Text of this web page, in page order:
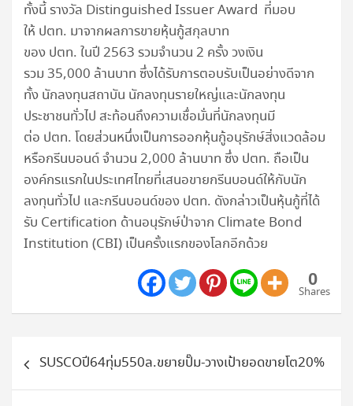
ทั้งนี้ รางวัล Distinguished Issuer Award ที่มอบ
ให้ ปตท. มาจากผลการขายหุ้นกู้สกุลบาท
ของ ปตท. ในปี 2563 รวมจำนวน 2 ครั้ง วงเงิน
รวม 35,000 ล้านบาท ซึ่งได้รับการตอบรับเป็นอย่างดีจาก
ทั้ง นักลงทุนสถาบัน นักลงทุนรายใหญ่และนักลงทุน
ประชาชนทั่วไป สะท้อนถึงความเชื่อมั่นที่นักลงทุนมี
ต่อ ปตท. โดยส่วนหนึ่งเป็นการออกหุ้นกู้อนุรักษ์สิ่งแวดล้อม
หรือกรีนบอนด์ จำนวน 2,000 ล้านบาท ซึ่ง ปตท. ถือเป็น
องค์กรแรกในประเทศไทยที่เสนอขายกรีนบอนด์ให้กับนัก
ลงทุนทั่วไป และกรีนบอนด์ของ ปตท. ดังกล่าวเป็นหุ้นกู้ที่ได้
รับ Certification ด้านอนุรักษ์ป่าจาก Climate Bond
Institution (CBI) เป็นครั้งแรกของโลกอีกด้วย
0
Shares
เรื่องSUSCOปี64ทุ่ม550ล.ขยายปั๊ม-วางเป้ายอดขายโต20%